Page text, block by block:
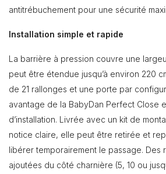
antitrébuchement pour une sécurité
Installation simple et rapide
La barrière à pression couvre une
peut être étendue jusqu’à environ 220
de 21 rallonges et une porte par
avantage de la BabyDan Perfect Close
d’installation. Livrée avec un kit de
notice claire, elle peut être retirée et
libérer temporairement le passage. Des
ajoutées du côté charnière (5, 10 ou